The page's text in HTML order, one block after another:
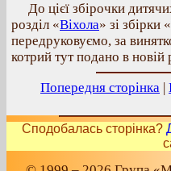
До цієї збірочки
розділ «Віхола» зі збірки
передруковуємо, за
котрий тут подано в новій
Попередня сторінка |
Сподобалась сторінка?